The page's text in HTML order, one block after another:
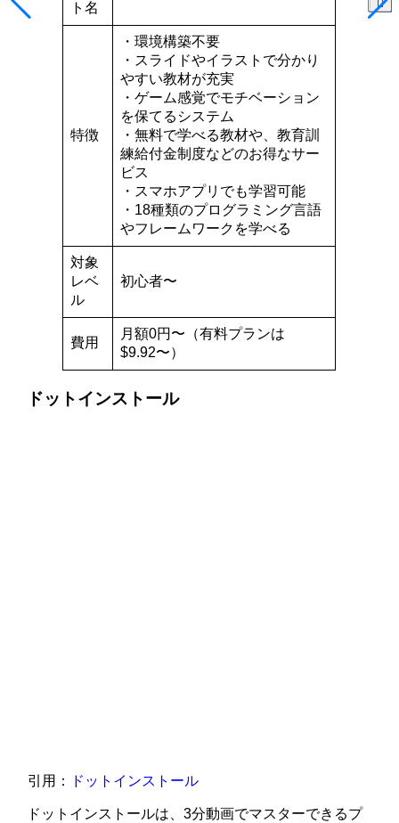
ト名
特徴
・環境構築不要
・スライドやイラストで分かり
やすい教材が充実
・ゲーム感覚でモチベーション
を保てるシステム
・無料で学べる教材や、教育訓
練給付金制度などのお得なサー
ビス
・スマホアプリでも学習可能
・18種類のプログラミング言語
やフレームワークを学べる
対象
レベ
ル
初心者〜
費用
月額0円〜（有料プランは
$9.92〜）
ドットインストール
引用： ドットインストール
ドットインストールは、3分動画でマスターできるプ